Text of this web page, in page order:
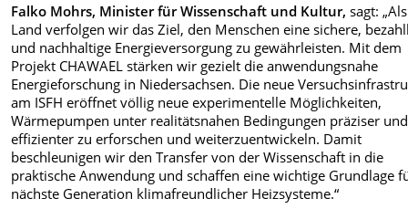
Falko Mohrs, Minister für Wissenschaft und Kultur, sagt: „Als
Land verfolgen wir das Ziel, den Menschen eine sichere,
und nachhaltige Energieversorgung zu gewährleisten. Mit dem
Projekt CHAWAEL stärken wir gezielt die anwendungsnahe
Energieforschung in Niedersachsen. Die neue
am ISFH eröffnet völlig neue experimentelle Möglichkeiten,
Wärmepumpen unter realitätsnahen Bedingungen präziser und
effizienter zu erforschen und weiterzuentwickeln. Damit
beschleunigen wir den Transfer von der Wissenschaft in die
praktische Anwendung und schaffen eine wichtige Grundlage
nächste Generation klimafreundlicher Heizsysteme.“